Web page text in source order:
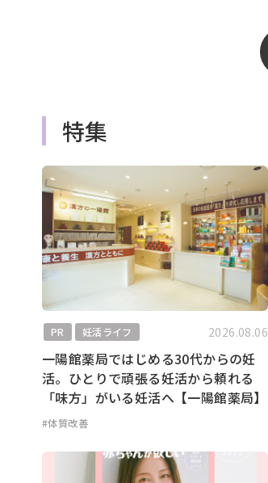
特集
PR 妊活ライフ 2026.08.06
一陽館薬局ではじめる30代からの妊
活。ひとりで頑張る妊活から頼れる
「味方」がいる妊活へ【一陽館薬局】
#体質改善